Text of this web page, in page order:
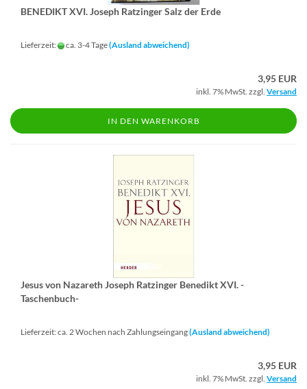
BE­NE­DIKT XVI. Jo­seph Ratz­in­ger Salz der Erde
Lieferzeit: ca. 3-4 Tage(Ausland abweichend)
3,95 EUR
inkl. 7% MwSt. zzgl. Versand
IN DEN WARENKORB
Jesus von Na­za­reth Jo­seph Ratz­in­ger Be­ne­dikt XVI. -​
Taschenbuch-​
Lieferzeit: ca. 2 Wochen nach Zahlungseingang(Ausland abweichend)
3,95 EUR
inkl. 7% MwSt. zzgl. Versand